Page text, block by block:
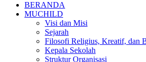
BERANDA
MUCHILD
Visi dan Misi
Sejarah
Filosofi Religius, Kreatif, dan
Kepala Sekolah
Struktur Organisasi